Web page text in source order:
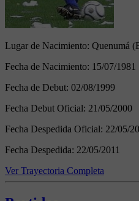
Lugar de Nacimiento: Quenumá
Fecha de Nacimiento: 15/07/1981
Fecha de Debut: 02/08/1999
Fecha Debut Oficial: 21/05/2000
Fecha Despedida Oficial: 22/05/
Fecha Despedida: 22/05/2011
Ver Trayectoria Completa